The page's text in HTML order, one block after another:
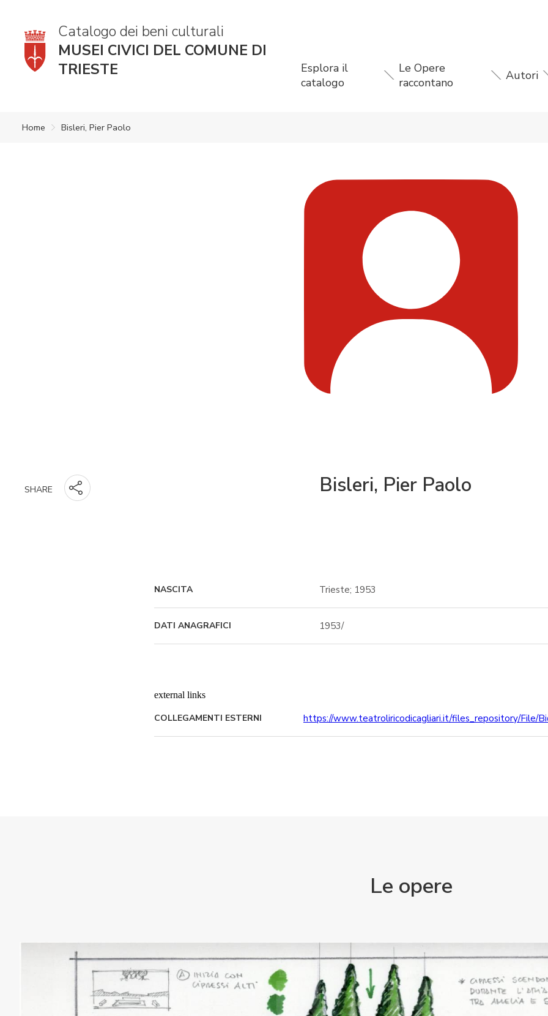
Catalogo dei beni culturali
MUSEI CIVICI DEL COMUNE DI
TRIESTE
Esplora il
catalogo
Le Opere
raccontano
Autori
Home Bisleri, Pier Paolo
SHARE Bisleri, Pier Paolo
NASCITA Trieste; 1953
DATI ANAGRAFICI 1953/
external links
COLLEGAMENTI ESTERNI https://www.teatroliricodicagliari.it/files_repository/File/
Le opere